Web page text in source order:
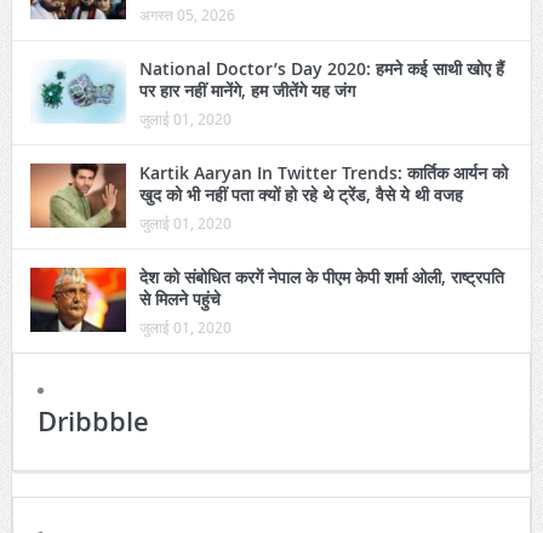
अगस्त 05, 2026
National Doctor’s Day 2020: हमने कई साथी खोए हैं
पर हार नहीं मानेंगे, हम जीतेंगे यह जंग
जुलाई 01, 2020
Kartik Aaryan In Twitter Trends: कार्तिक आर्यन को
खुद को भी नहीं पता क्यों हो रहे थे ट्रेंड, वैसे ये थी वजह
जुलाई 01, 2020
देश को संबोधित करगें नेपाल के पीएम केपी शर्मा ओली, राष्ट्रपति
से मिलने पहुंचे
जुलाई 01, 2020
Dribbble